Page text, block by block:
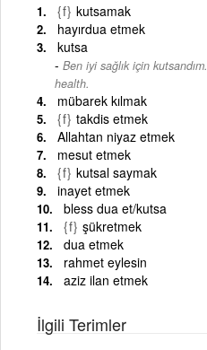
{f} kutsamak
hayırdua etmek
kutsa
Ben iyi sağlık için kutsandım.
health.
mübarek kılmak
{f} takdis etmek
Allahtan niyaz etmek
mesut etmek
{f} kutsal saymak
inayet etmek
bless dua et/kutsa
{f} şükretmek
dua etmek
rahmet eylesin
aziz ilan etmek
İlgili Terimler